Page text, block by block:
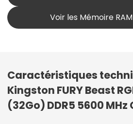
Voir les Mémoire
Caractéristiques
Kingston FURY Beast
(32Go) DDR5 5600 MHz